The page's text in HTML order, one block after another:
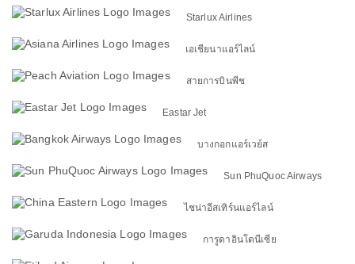
Starlux Airlines
เอเชียนาแอร์ไลน์
สายการบินพีช
Eastar Jet
บางกอกแอร์เวย์ส
Sun PhuQuoc Airways
ไชน่าอีสเทิร์นแอร์ไลน์
การูดาอินโดนีเซีย